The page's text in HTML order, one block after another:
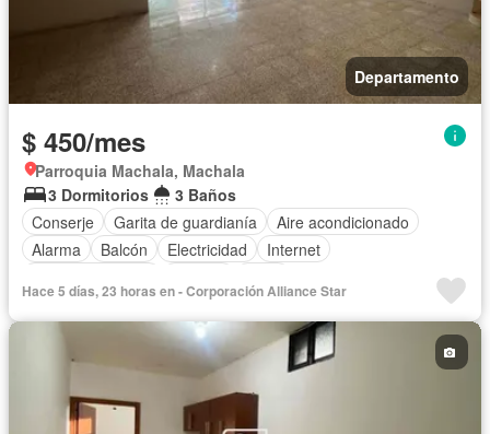
Departamento
$ 450/mes
Parroquia Machala, Machala
3 Dormitorios
3 Baños
Conserje
Garita de guardianía
Aire acondicionado
Alarma
Balcón Electricidad
Internet
Acceso para personas con discapacidad
Wifi
Seguridad
Armario empotrado
Cocina integral
Cuarto de servicio
Sin amoblar
Hace 5 días, 23 horas en - Corporación Alliance Star